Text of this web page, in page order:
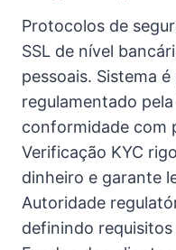
Protocolos de
SSL de nível
pessoais. Sistema
regulamentado
conformidade com
Verificação KYC
dinheiro e garante
Autoridade
definindo